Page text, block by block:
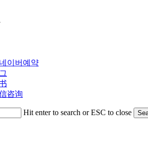
네이버예약
咨询
Hit enter to search or ESC to close